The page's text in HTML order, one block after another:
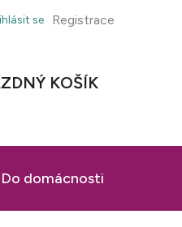
Registrace
KOŠÍK
Do domácnosti